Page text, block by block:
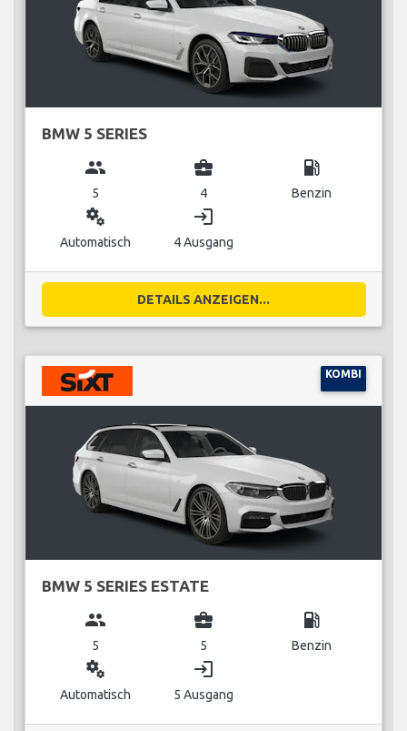
BMW 5 SERIES
group
5
business_center
4
local_gas_station
Benzin
miscellaneous_services
Automatisch
login
4 Ausgang
DETAILS ANZEIGEN...
KOMBI
BMW 5 SERIES ESTATE
group
5
business_center
5
local_gas_station
Benzin
miscellaneous_services
Automatisch
login
5 Ausgang